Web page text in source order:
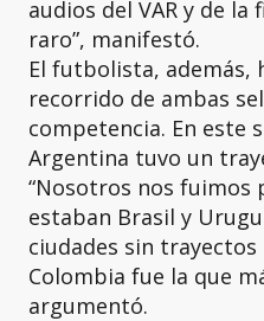
audios del VAR y de la
raro”, manifestó.
El futbolista, además,
recorrido de ambas
competencia. En este
Argentina tuvo un
“Nosotros nos fuimos
estaban Brasil y
ciudades sin
Colombia fue la que
argumentó.